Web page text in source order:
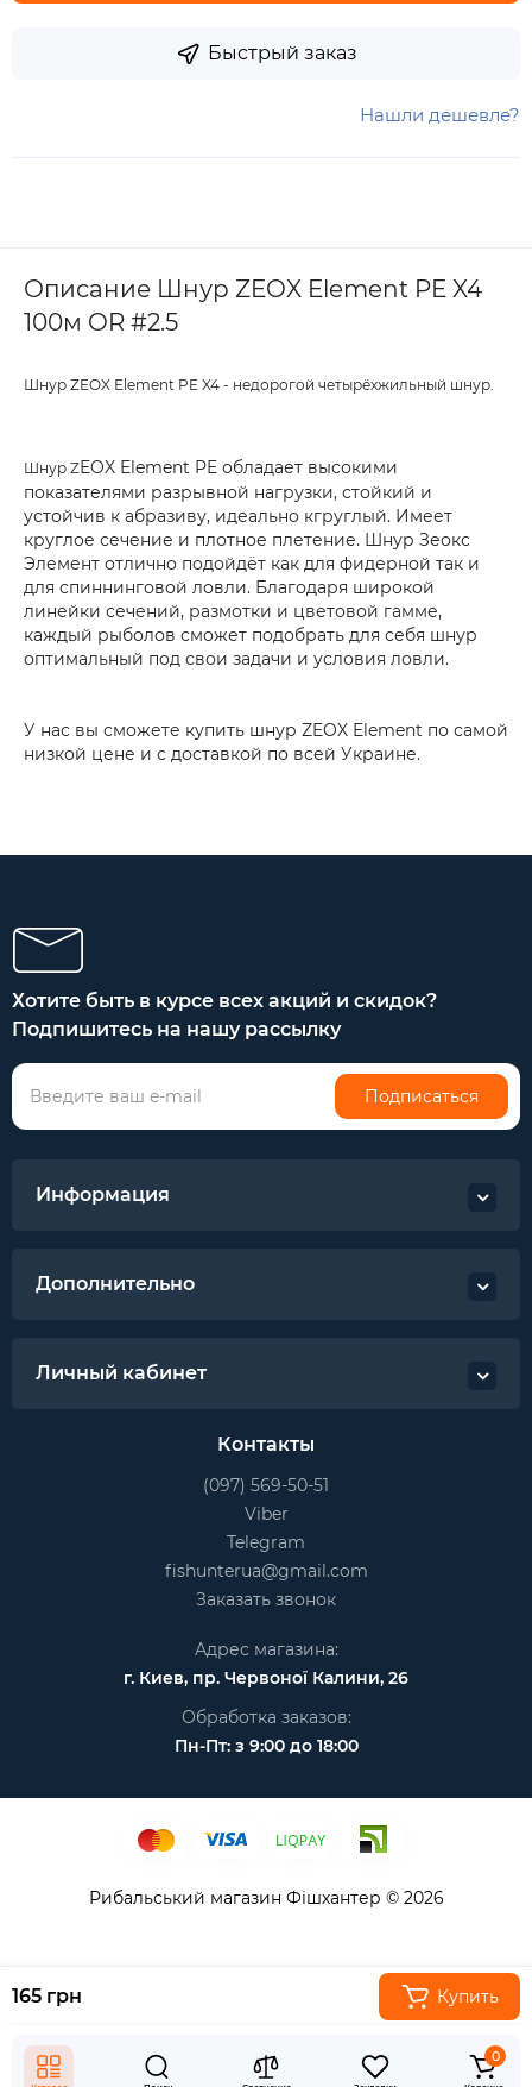
0
Быстрый заказ
Нашли дешевле?
Описание Шнур ZEOX Element PE X4
100м OR #2.5
Шнур ZEOX Element PE X4 - недорогой четырёхжильный шнур.
Шнур ZEOX Element PE обладает высокими
показателями разрывной нагрузки, стойкий и
устойчив к абразиву, идеально кгруглый. Имеет
круглое сечение и плотное плетение. Шнур Зеокс
Элемент отлично подойдёт как для фидерной так и
для спиннинговой ловли. Благодаря широкой
линейки сечений, размотки и цветовой гамме,
каждый рыболов сможет подобрать для себя шнур
оптимальный под свои задачи и условия ловли.
У нас вы сможете купить шнур ZEOX Element по самой
низкой цене и с доставкой по всей Украине.
165 грн Купить
Хотите быть в курсе всех акций и скидок?
Подпишитесь на нашу рассылку
Подписаться
Информация
Дополнительно
Личный кабинет
Контакты
(097) 569-50-51
Viber
Telegram
fishunterua@gmail.com
Заказать звонок
Адрес магазина:
г. Киев, пр. Червоної Калини, 26
Обработка заказов:
Пн-Пт: з 9:00 до 18:00
Рибальський магазин Фішхантер © 2026